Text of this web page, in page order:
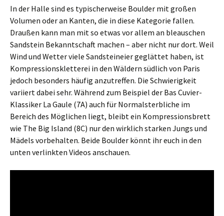
In der Halle sind es typischerweise Boulder mit großen
Volumen oder an Kanten, die in diese Kategorie fallen.
Draußen kann man mit so etwas vor allem an bleauschen
Sandstein Bekanntschaft machen – aber nicht nur dort. Weil
Wind und Wetter viele Sandsteineier geglättet haben, ist
Kompressionskletterei in den Wäldern südlich von Paris
jedoch besonders häufig anzutreffen. Die Schwierigkeit
variiert dabei sehr. Während zum Beispiel der Bas Cuvier-
Klassiker La Gaule (7A) auch für Normalsterbliche im
Bereich des Möglichen liegt, bleibt ein Kompressionsbrett
wie The Big Island (8C) nur den wirklich starken Jungs und
Mädels vorbehalten. Beide Boulder könnt ihr euch in den
unten verlinkten Videos anschauen.